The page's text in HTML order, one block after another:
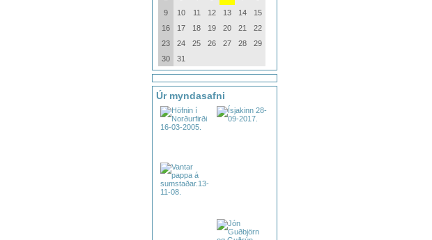
9
10 11 12 13 14
15
16
17 18 19 20 21
22
23
24 25 26 27 28
29
30
31
Úr myndasafni